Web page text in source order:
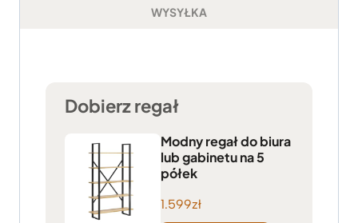
WYSYŁKA
Dobierz regał
Modny regał do biura
lub gabinetu na 5
półek
1.599zł